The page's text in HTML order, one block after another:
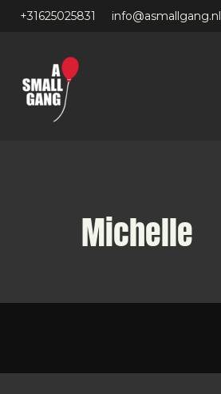
+31625025831 info@asmallgang.nl
Michelle